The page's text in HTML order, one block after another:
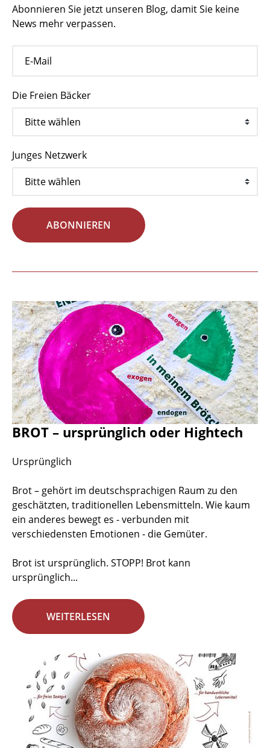
Abonnieren Sie jetzt unseren Blog, damit Sie keine
News mehr verpassen.
Die Freien Bäcker
Junges Netzwerk
ABONNIEREN
BROT – ursprünglich oder Hightech
Ursprünglich
Brot – gehört im deutschsprachigen Raum zu den
geschätzten, traditionellen Lebensmitteln. Wie kaum
ein anderes bewegt es - verbunden mit
verschiedensten Emotionen - die Gemüter.
Brot ist ursprünglich. STOPP! Brot kann
ursprünglich...
WEITERLESEN